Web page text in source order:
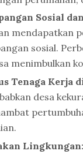
Sosial
mendapatkan
sosial.
menimbulkan
Tenaga Kerja
desa
Lingkungan: